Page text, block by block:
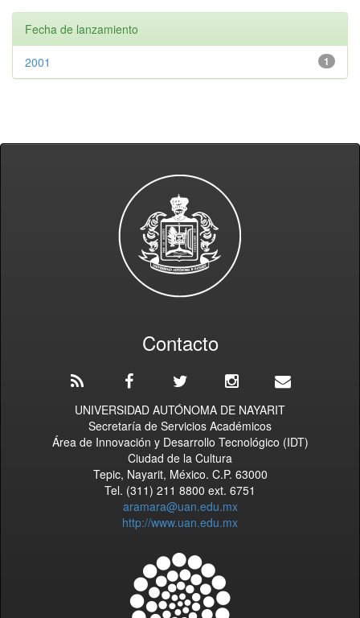
Fecha de lanzamiento
1
2001
Contacto
UNIVERSIDAD AUTÓNOMA DE NAYARIT
Secretaría de Servicios Académicos
Área de Innovación y Desarrollo Tecnológico (IDT)
Ciudad de la Cultura
Tepic, Nayarit, México. C.P. 63000
Tel. (311) 211 8800 ext. 6751
aramara@uan.edu.mx
http://www.uan.edu.mx